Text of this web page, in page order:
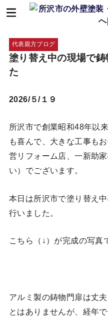
代表親方ブログ
塗り替え中の現場で
た
2026/５/１９
所沢市で創業昭和48年以
も喜んで、大きな工事も
営リフォーム店、一新助
い）でございます。
本日は所沢市で塗り替え
行いました。
こちら（↓）が完成の写真
アルミ製の鋳物門扉は丈
とはありませんが、経年